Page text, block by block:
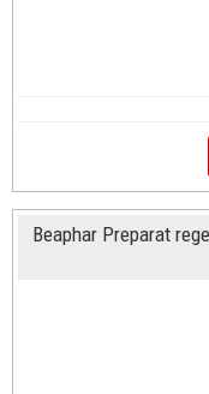
Beaphar Preparat